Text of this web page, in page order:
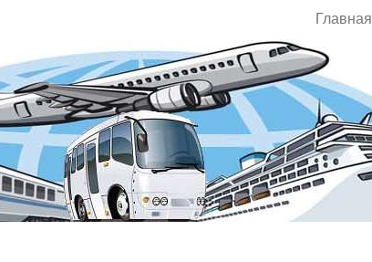
Главная